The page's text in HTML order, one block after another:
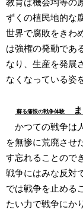
教育は機会均等の
ずくの植民地的な
世界で腐敗をきわ
は強権の発動であ
なり、生産を発展
なくなっている姿
蘇る痛恨の戦争体験
かつての戦争は
を無惨に荒廃させ
す忘れることので
戦争にはみな反対
では戦争を止める
たい力で戦争にか